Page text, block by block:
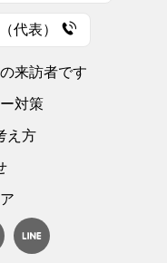
代表）
来訪者です
対策
え方